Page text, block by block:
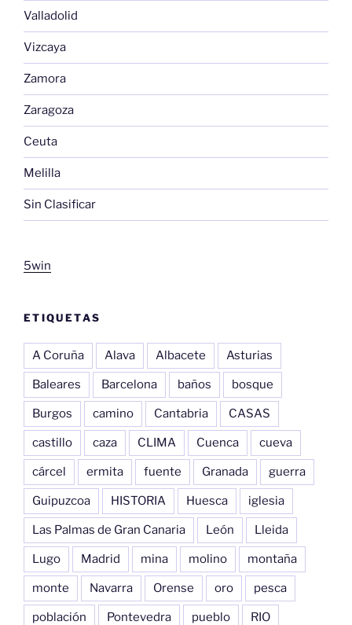
Valladolid
Vizcaya
Zamora
Zaragoza
Ceuta
Melilla
Sin Clasificar
5win
ETIQUETAS
A Coruña Alava Albacete Asturias
Baleares Barcelona baños bosque
Burgos camino Cantabria CASAS
castillo caza CLIMA Cuenca cueva
cárcel ermita fuente Granada guerra
Guipuzcoa HISTORIA Huesca iglesia
Las Palmas de Gran Canaria León Lleida
Lugo Madrid mina molino montaña
monte Navarra Orense oro pesca
población Pontevedra pueblo RIO